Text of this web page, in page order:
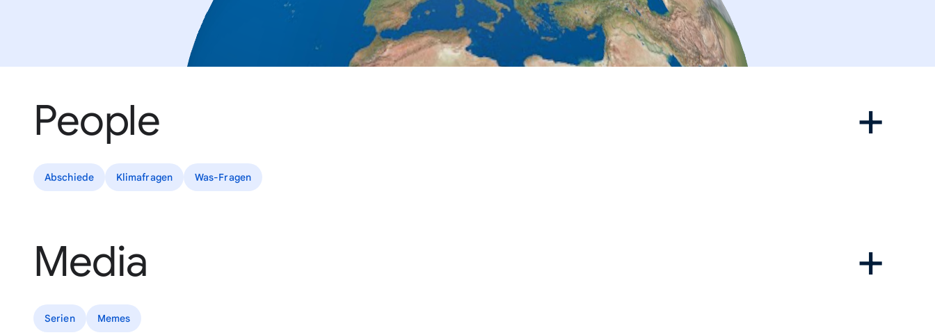
People
Abschiede Klimafragen Was-Fragen
Media
Serien Memes